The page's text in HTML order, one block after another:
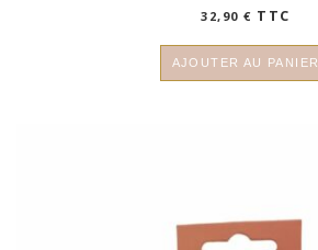
32,90€ TTC
AJOUTER AU PANIER